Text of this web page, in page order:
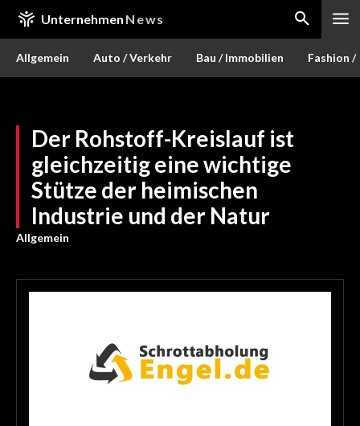
Unternehmen News
Allgemein Auto / Verkehr Bau / Immobilien Fashion /
Der Rohstoff-Kreislauf ist
gleichzeitig eine wichtige
Stütze der heimischen
Industrie und der Natur
Allgemein